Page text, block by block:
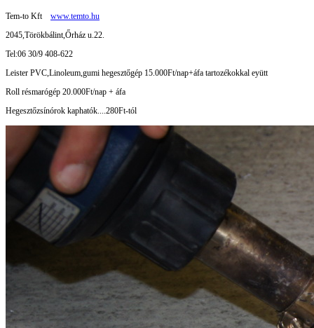
Tem-to Kft www.temto.hu
2045,Törökbálint,Őrház u.22.
Tel:06 30/9 408-622
Leister PVC,Linoleum,gumi hegesztőgép 15.000Ft/nap+áfa tartozékokkal eyütt
Roll résmarógép 20.000Ft/nap + áfa
Hegesztőzsínórok kaphatók....280Ft-tól